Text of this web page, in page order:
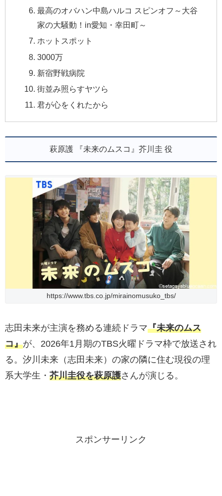
最高のオバハン中島ハルコ スピンオフ～大谷
家の大騒動！in愛知・幸田町～
ホットスポット
3000万
新宿野戦病院
街並み照らすヤツら
君が心をくれたから
萩原護 『未来のムスコ』芥川圭 役
https://www.tbs.co.jp/mirainomusuko_tbs/
志田未来が主演を務める連続ドラマ『未来のムス
コ』が、2026年1月期のTBS火曜ドラマ枠で放送され
る。汐川未来（志田未来）の家の隣に住む現役の理
系大学生・ 芥川圭役を萩原護さんが演じる。
スポンサーリンク